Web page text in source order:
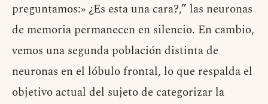
preguntamos:» ¿Es esta una cara?,” las neuronas
de memoria permanecen en silencio. En cambio,
vemos una segunda población distinta de
neuronas en el lóbulo frontal, lo que respalda el
objetivo actual del sujeto de categorizar la